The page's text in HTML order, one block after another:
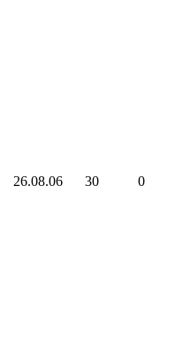
26.08.06 30 0